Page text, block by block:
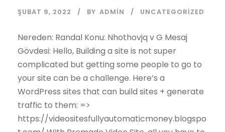
ŞUBAT 9, 2022 BY ADMIN UNCATEGORIZED
Nereden: Randal Konu: Nhothovjq v G Mesaj
Gövdesi: Hello, Building a site is not super
complicated but getting some people to go to
your site can be a challenge. Here’s a
WordPress sites that can build sites + generate
traffic to them: =>
https://videositesfullyautomaticmoney.blogspo